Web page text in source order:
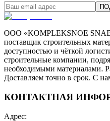
ООО «KOMPLEKSNOE
поставщик строительных
доступностью и чёткой
строительные компании,
необходимыми материалами.
Доставляем точно в срок. С
КОНТАКТНАЯ
Адрес: